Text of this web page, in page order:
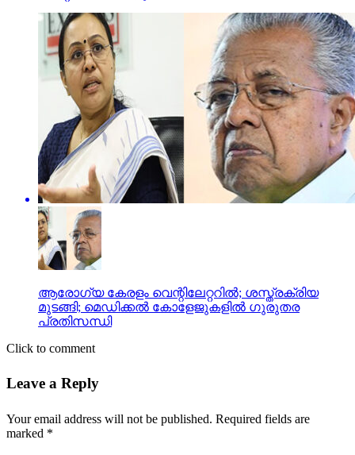
ആരോഗ്യ കേരളം വെന്റിലേറ്ററില്‍; ശസ്ത്രക്രിയ
മുടങ്ങി; മെഡിക്കല്‍ കോളേജുകളില്‍ ഗുരുതര
പ്രതിസന്ധി
Click to comment
Leave a Reply
Your email address will not be published. Required fields are
marked *